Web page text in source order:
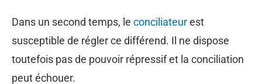
Dans un second temps, le conciliateurest
susceptible de régler ce différend. Il ne dispose
toutefois pas de pouvoir répressif et la conciliation
peut échouer.